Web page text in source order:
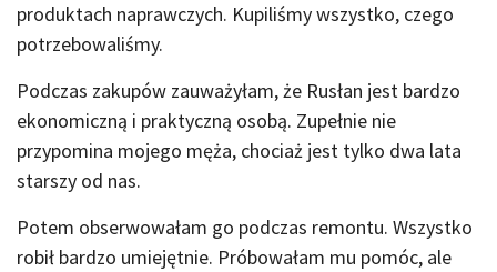
produktach naprawczych. Kupiliśmy wszystko, czego
potrzebowaliśmy.
Podczas zakupów zauważyłam, że Rusłan jest bardzo
ekonomiczną i praktyczną osobą. Zupełnie nie
przypomina mojego męża, chociaż jest tylko dwa lata
starszy od nas.
Potem obserwowałam go podczas remontu. Wszystko
robił bardzo umiejętnie. Próbowałam mu pomóc, ale